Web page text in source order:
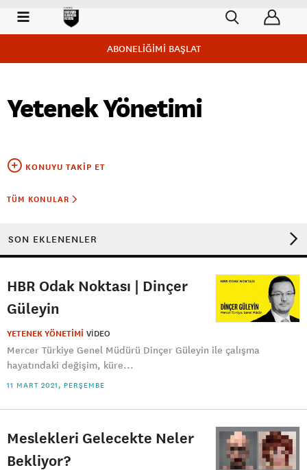
ABONELİĞİMİ BAŞLAT
Yetenek Yönetimi
KONUYU TAKIP ET
TÜM KONULAR
SON EKLENENLER
HBR Odak Noktası | Dinçer
Güleyin
YETENEK YÖNETİMİ VIDEO
Mercer Türkiye Genel Müdürü Dinçer Güleyin ile çalışma
hayatındaki değişim, küre...
11 MART 2021, PERŞEMBE
Meslekleri Gelecekte Neler
Bekliyor?